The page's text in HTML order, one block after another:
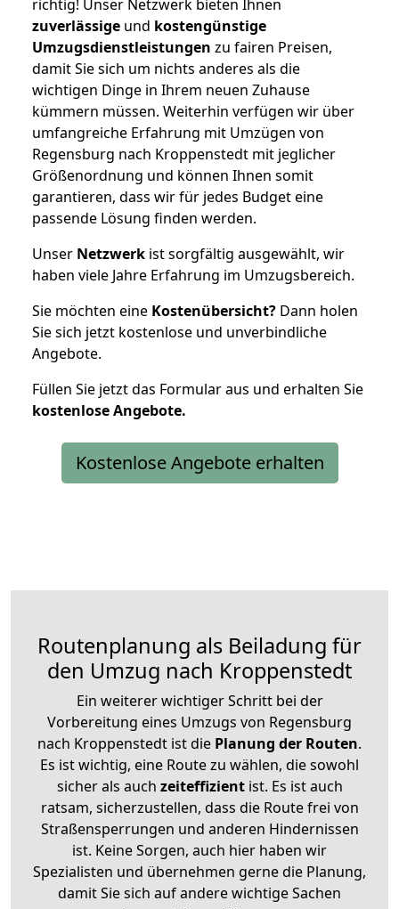
richtig! Unser Netzwerk bieten Ihnen
zuverlässige und kostengünstige
Umzugsdienstleistungen zu fairen Preisen,
damit Sie sich um nichts anderes als die
wichtigen Dinge in Ihrem neuen Zuhause
kümmern müssen. Weiterhin verfügen wir über
umfangreiche Erfahrung mit Umzügen von
Regensburg nach Kroppenstedt mit jeglicher
Größenordnung und können Ihnen somit
garantieren, dass wir für jedes Budget eine
passende Lösung finden werden.
Unser Netzwerk ist sorgfältig ausgewählt, wir
haben viele Jahre Erfahrung im Umzugsbereich.
Sie möchten eine Kostenübersicht? Dann holen
Sie sich jetzt kostenlose und unverbindliche
Angebote.
Füllen Sie jetzt das Formular aus und erhalten Sie
kostenloseAngebote.
Kostenlose Angebote erhalten
Routenplanung als Beiladung für
den Umzug nach Kroppenstedt
Ein weiterer wichtiger Schritt bei der
Vorbereitung eines Umzugs von Regensburg
nach Kroppenstedt ist die Planung der Routen.
Es ist wichtig, eine Route zu wählen, die sowohl
sicher als auch zeiteffizientist. Es ist auch
ratsam, sicherzustellen, dass die Route frei von
Straßensperrungen und anderen Hindernissen
ist. Keine Sorgen, auch hier haben wir
Spezialisten und übernehmen gerne die Planung,
damit Sie sich auf andere wichtige Sachen